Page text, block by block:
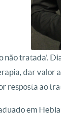
Dr.
não
dar
resposta ao
em